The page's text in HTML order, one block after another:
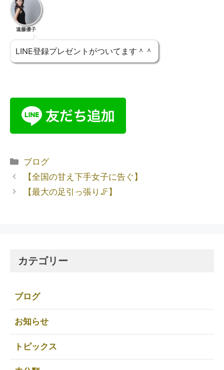
遠藤優子
LINE登録プレゼントがついてます＾＾
ブログ
【全国の甘え下手女子に告ぐ】
【最大の足引っ張り🦵】
カテゴリー
ブログ
お知らせ
トピックス